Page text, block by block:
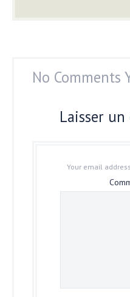
No Comments
Laisser
Your email